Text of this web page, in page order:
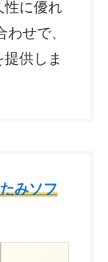
性に優れ
せで、
供しま
みソフ